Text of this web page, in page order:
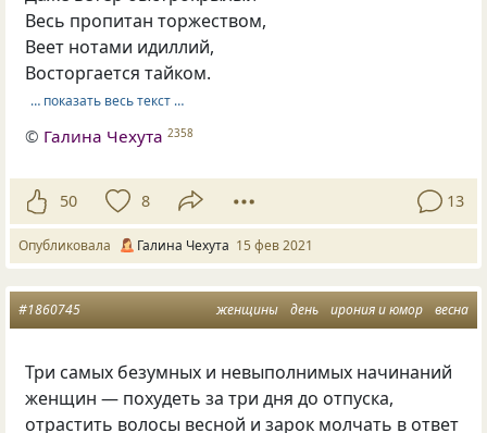
Весь пропитан торжеством,
Веет нотами идиллий,
Восторгается тайком.
… показать весь текст …
© Галина Чехута 2358
50 8 13
Опубликовала Галина Чехута 15 фев 2021
женщины день ирония и юмор весна
#1860745
Три самых безумных и невыполнимых начинаний
женщин — похудеть за три дня до отпуска,
отрастить волосы весной и зарок молчать в ответ